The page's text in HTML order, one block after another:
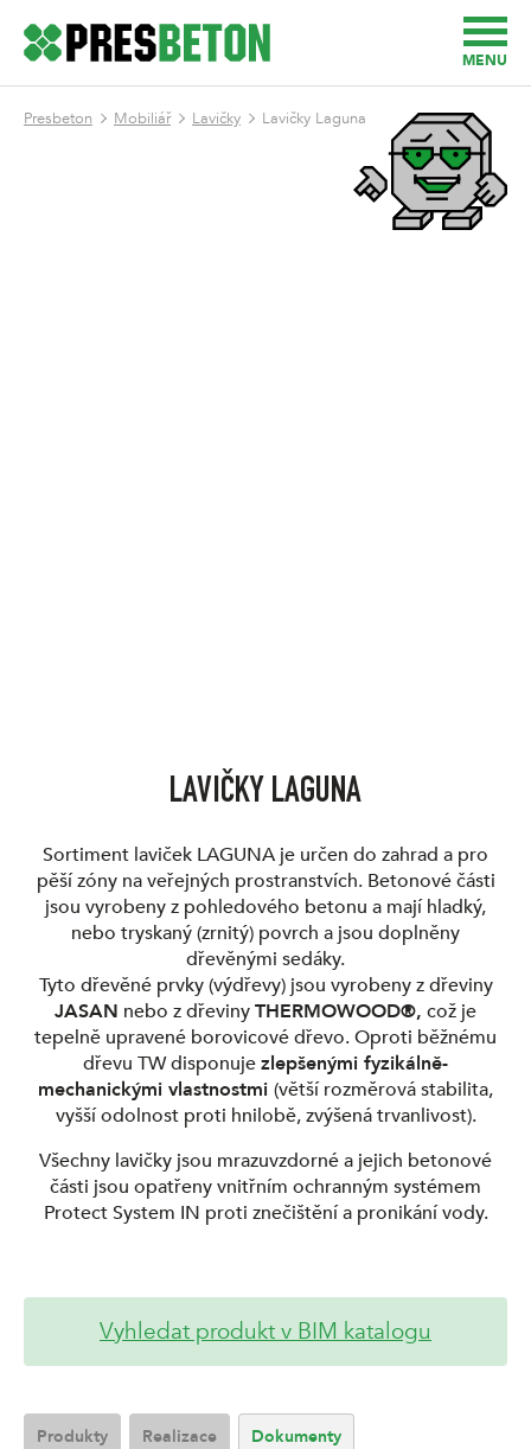
MENU
Presbeton Mobiliář Lavičky Lavičky Laguna
LAVIČKY LAGUNA
Sortiment laviček LAGUNA je určen do zahrad a pro
pěší zóny na veřejných prostranstvích. Betonové části
jsou vyrobeny z pohledového betonu a mají hladký,
nebo tryskaný (zrnitý) povrch a jsou doplněny
dřevěnými sedáky.
Tyto dřevěné prvky (výdřevy) jsou vyrobeny z dřeviny
JASAN nebo z dřevinyTHERMOWOOD®, což je
tepelně upravené borovicové dřevo. Oproti běžnému
dřevu TW disponujezlepšenými fyzikálně-
mechanickými vlastnostmi (větší rozměrová stabilita,
vyšší odolnost proti hnilobě, zvýšená trvanlivost).
Všechny lavičky jsou mrazuvzdorné a jejich betonové
části jsou opatřeny vnitřním ochranným systémem
Protect System IN proti znečištění a pronikání vody.
Vyhledat produkt v BIM katalogu
Produkty Realizace Dokumenty